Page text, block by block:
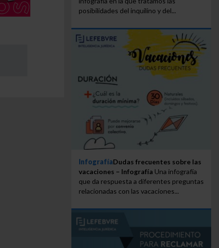
posibilidades del inquilino y del...
InfografíaDudas frecuentes sobre las
vacaciones – Infografía Una infografía
que da respuesta a diferentes preguntas
relacionadas con las vacaciones...